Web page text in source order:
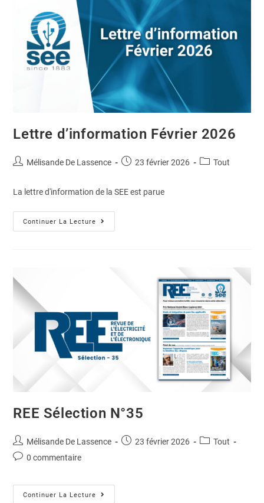
Lettre d’information Février 2026
Mélisande De Lassence 23 février 2026 Tout
La lettre d'information de la SEE est parue
Continuer La Lecture
REE Sélection N°35
Mélisande De Lassence 23 février 2026
Tout
0 commentaire
Continuer La Lecture